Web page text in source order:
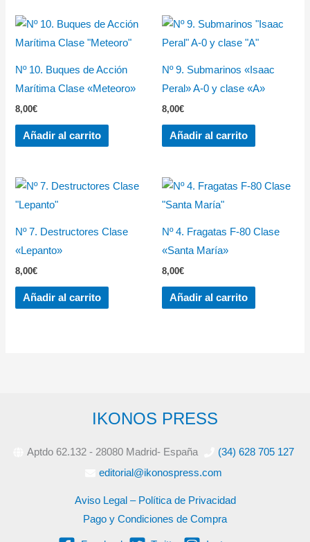
Nº 10. Buques de Acción
Marítima Clase «Meteoro»
8,00€
Añadir al carrito
Nº 9. Submarinos «Isaac
Peral» A-0 y clase «A»
8,00€
Añadir al carrito
Nº 7. Destructores Clase
«Lepanto»
8,00€
Añadir al carrito
Nº 4. Fragatas F-80 Clase
«Santa María»
8,00€
Añadir al carrito
IKONOS PRESS
Aptdo 62.132 - 28080 Madrid- España
(34) 628 705 127
editorial@ikonospress.com
Aviso Legal – Política de Privacidad
Pago y Condiciones de Compra